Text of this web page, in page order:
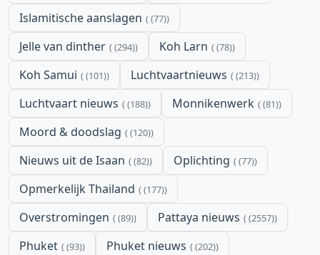
Islamitische aanslagen (77)
Jelle van dinther (294) Koh Larn (78)
Koh Samui (101) Luchtvaartnieuws (213)
Luchtvaart nieuws (188) Monnikenwerk (81)
Moord & doodslag (120)
Nieuws uit de Isaan (82) Oplichting (77)
Opmerkelijk Thailand (177)
Overstromingen (89) Pattaya nieuws (2557)
Phuket (93) Phuket nieuws (202)